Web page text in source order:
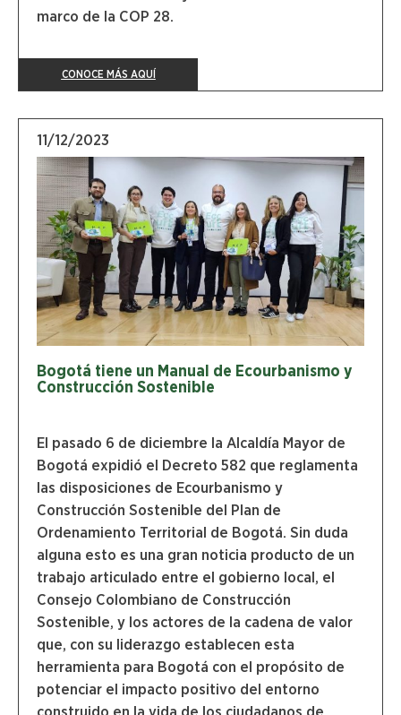
marco de la COP 28.
CONOCE MÁS AQUÍ
11/12/2023
Bogotá tiene un Manual de Ecourbanismo y
Construcción Sostenible
El pasado 6 de diciembre la Alcaldía Mayor de
Bogotá expidió el Decreto 582 que reglamenta
las disposiciones de Ecourbanismo y
Construcción Sostenible del Plan de
Ordenamiento Territorial de Bogotá. Sin duda
alguna esto es una gran noticia producto de un
trabajo articulado entre el gobierno local, el
Consejo Colombiano de Construcción
Sostenible, y los actores de la cadena de valor
que, con su liderazgo establecen esta
herramienta para Bogotá con el propósito de
potenciar el impacto positivo del entorno
construido en la vida de los ciudadanos de